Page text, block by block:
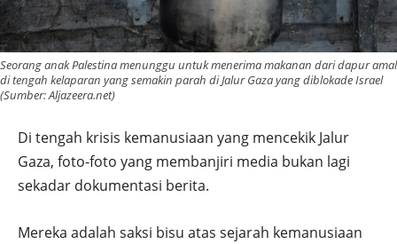
Seorang anak Palestina menunggu untuk menerima makanan dari dapur amal
di tengah kelaparan yang semakin parah di Jalur Gaza yang diblokade Israel
(Sumber: Aljazeera.net)
Di tengah krisis kemanusiaan yang mencekik Jalur
Gaza, foto-foto yang membanjiri media bukan lagi
sekadar dokumentasi berita.
Mereka adalah saksi bisu atas sejarah kemanusiaan